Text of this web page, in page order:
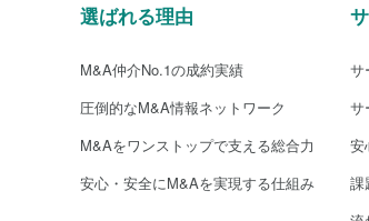
選ばれる理由
M&A仲介No.1の成約実績
圧倒的なM&A情報ネットワーク
M&Aをワンストップで支える総合力
安心・安全にM&Aを実現する仕組み
サ
サ
安
課